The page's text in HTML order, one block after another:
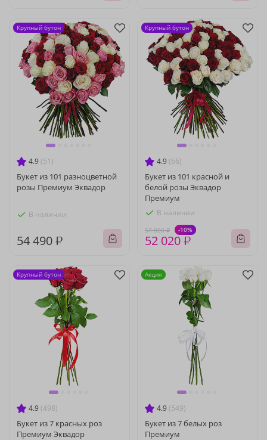
4.9 (51)
Букет из 101 разноцветной
розы Премиум Эквадор
В наличии
54 490 ₽
Крупный бутон
4.9 (66)
Букет из 101 красной и
белой розы Эквадор
Премиум
В наличии
57 800 ₽ -10%
52 020 ₽
Крупный бутон
4.9 (498)
Букет из 7 красных роз
Премиум Эквадор
Крупный бутон
4.9 (549)
Букет из 7 белых роз
Премиум
Акция